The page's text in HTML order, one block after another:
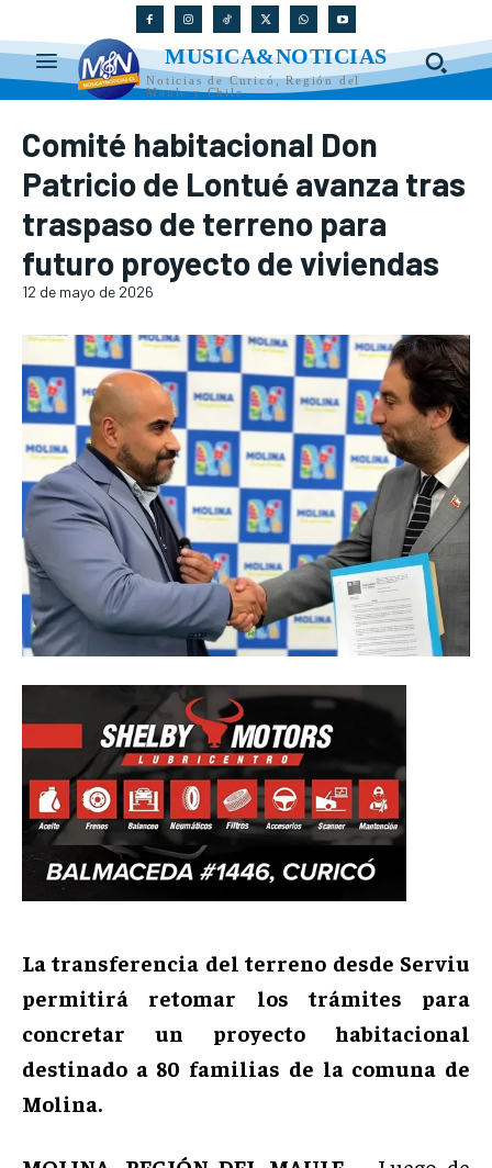
MUSICA&NOTICIAS
Noticias de Curicó, Región del
Maule y Chile
Comité habitacional Don
Patricio de Lontué avanza tras
traspaso de terreno para
futuro proyecto de viviendas
12 de mayo de 2026
La transferencia del terreno desde Serviu
permitirá retomar los trámites para
concretar un proyecto habitacional
destinado a 80 familias de la comuna de
Molina.